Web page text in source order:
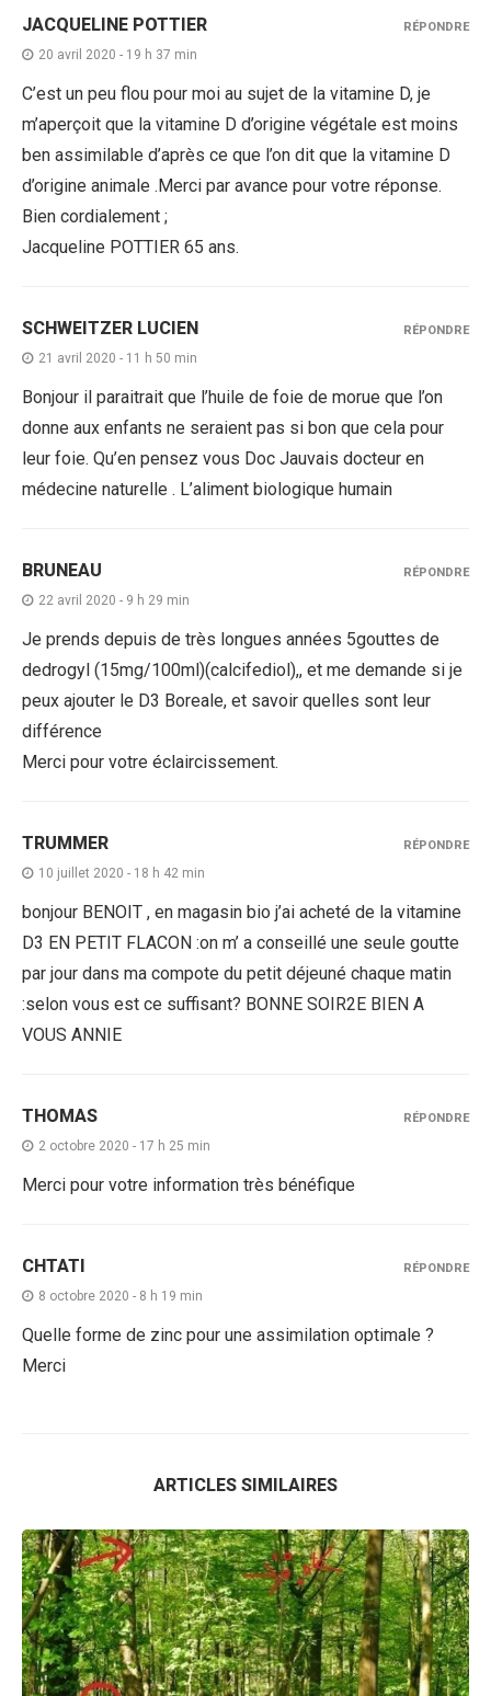
JACQUELINE POTTIER
20 avril 2020 - 19 h 37 min
C’est un peu flou pour moi au sujet de la vitamine D, je
m’aperçoit que la vitamine D d’origine végétale est moins
ben assimilable d’après ce que l’on dit que la vitamine D
d’origine animale .Merci par avance pour votre réponse.
Bien cordialement ;
Jacqueline POTTIER 65 ans.
RÉPONDRE
SCHWEITZER LUCIEN
21 avril 2020 - 11 h 50 min
Bonjour il paraitrait que l’huile de foie de morue que l’on
donne aux enfants ne seraient pas si bon que cela pour
leur foie. Qu’en pensez vous Doc Jauvais docteur en
médecine naturelle . L’aliment biologique humain
RÉPONDRE
BRUNEAU
22 avril 2020 - 9 h 29 min
Je prends depuis de très longues années 5gouttes de
dedrogyl (15mg/100ml)(calcifediol),, et me demande si je
peux ajouter le D3 Boreale, et savoir quelles sont leur
différence
Merci pour votre éclaircissement.
RÉPONDRE
TRUMMER
10 juillet 2020 - 18 h 42 min
bonjour BENOIT , en magasin bio j’ai acheté de la vitamine
D3 EN PETIT FLACON :on m’ a conseillé une seule goutte
par jour dans ma compote du petit déjeuné chaque matin
:selon vous est ce suffisant? BONNE SOIR2E BIEN A
VOUS ANNIE
RÉPONDRE
THOMAS
2 octobre 2020 - 17 h 25 min
Merci pour votre information très bénéfique
RÉPONDRE
CHTATI
8 octobre 2020 - 8 h 19 min
Quelle forme de zinc pour une assimilation optimale ?
Merci
RÉPONDRE
ARTICLES SIMILAIRES